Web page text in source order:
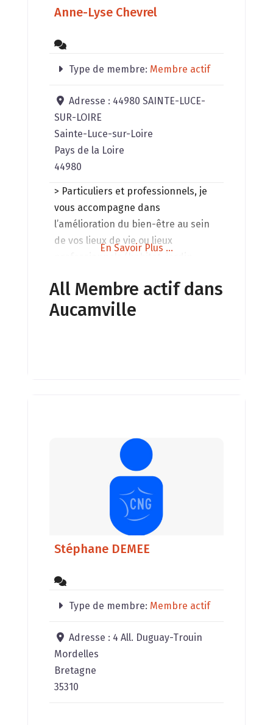
Anne-Lyse Chevrel
Type de membre: Membre actif
Adresse : 44980 SAINTE-LUCE-
SUR-LOIRE
Sainte-Luce-sur-Loire
Pays de la Loire
44980
> Particuliers et professionnels, je
vous accompagne dans
l’amélioration du bien-être au sein
de vos lieux de vie ou lieux
agricole, éco-lieu, cabinet de
thérapeute…) > Ma pratique de la
En Savoir Plus ...
All Membre actif dans
Aucamville
Stéphane DEMEE
Type de membre: Membre actif
Adresse : 4 All. Duguay-Trouin
Mordelles
Bretagne
35310